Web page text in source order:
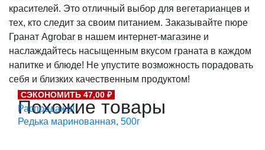
красителей. Это отличный выбор для вегетарианцев и
тех, кто следит за своим питанием. Заказывайте пюре
Гранат Agrobar в нашем интернет-магазине и
наслаждайтесь насыщенным вкусом граната в каждом
напитке и блюде! Не упустите возможность порадовать
себя и близких качественным продуктом!
Похожие товары
СЭКОНОМИТЬ 47,00 ₽
Распродажа!
Редька маринованная, 500г